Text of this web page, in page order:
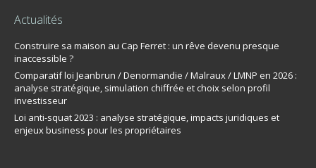
Actualités
Construire sa maison au Cap Ferret : un rêve devenu presque
inaccessible ?
Comparatif loi Jeanbrun / Denormandie / Malraux / LMNP en 2026 :
analyse stratégique, simulation chiffrée et choix selon profil
investisseur
Loi anti-squat 2023 : analyse stratégique, impacts juridiques et
enjeux business pour les propriétaires